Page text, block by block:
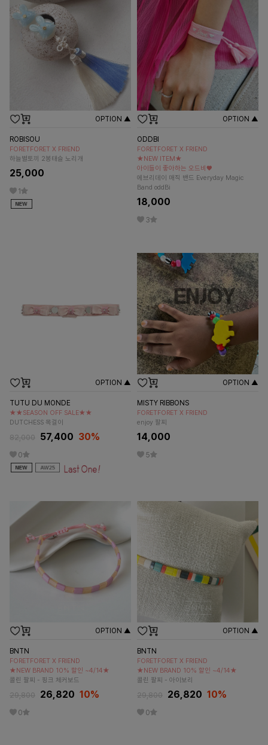
OPTION ▲
ROBISOU
FORETFORET X FRIEND
하늘별토끼 2봉태슬 노리개
25,000
1
OPTION ▲
ODDBI
FORETFORET X FRIEND
★NEW ITEM★
아이들이 좋아하는 오드비♥
에브리데이 매직 밴드 Everyday Magic
Band oddBi
18,000
3
OPTION ▲
TUTU DU MONDE
★★SEASON OFF SALE★★
DUTCHESS 목걸이
82,000 57,400 30%
0
OPTION ▲
MISTY RIBBONS
FORETFORET X FRIEND
enjoy 팔찌
14,000
5
OPTION ▲
BNTN
FORETFORET X FRIEND
★NEW BRAND 10% 할인 ~4/14★
콜린 팔찌 - 핑크 체커보드
29,800 26,820 10%
0
OPTION ▲
BNTN
FORETFORET X FRIEND
★NEW BRAND 10% 할인 ~4/14★
콜린 팔찌 - 아이보리
29,800 26,820 10%
0